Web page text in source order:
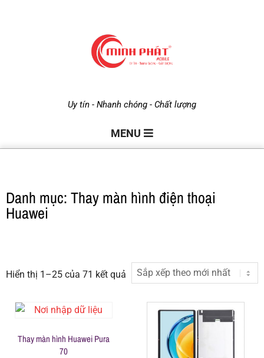
i
n
h
P
h
á
Uy tín - Nhanh chóng - Chất lượng
MENU
Danh mục: Thay màn hình điện thoại
Huawei
Hiển thị 1–25 của 71 kết quả
Thay màn hình Huawei Pura
70